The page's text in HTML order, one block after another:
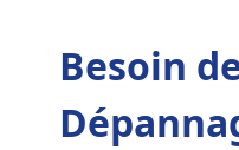
Besoin